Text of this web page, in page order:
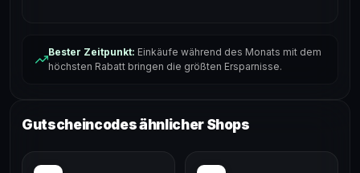
Bester Zeitpunkt: Einkäufe während des Monats mit dem
höchsten Rabatt bringen die größten Ersparnisse.
Gutscheincodes ähnlicher Shops